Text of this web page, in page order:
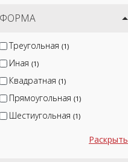
ФОРМА
Треугольная (1)
Иная (1)
Квадратная (1)
Прямоугольная (1)
Шестиугольная (1)
Раскрыть